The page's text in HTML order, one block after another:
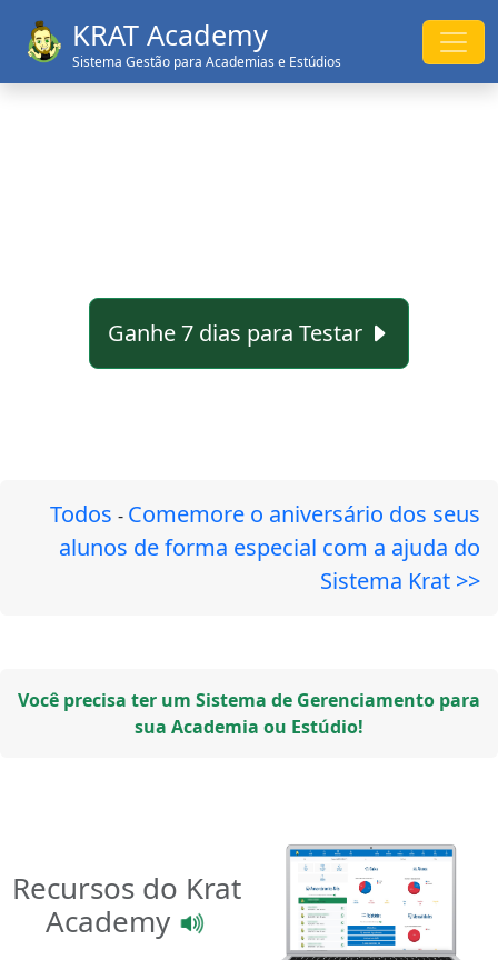
KRAT Academy
Sistema Gestão para Academias e Estúdios
Ganhe 7 dias para Testar
Todos - Comemore o aniversário dos seus
alunos de forma especial com a ajuda do
Sistema Krat >>
Você precisa ter um Sistema de Gerenciamento para
sua Academia ou Estúdio!
Recursos do Krat
Academy